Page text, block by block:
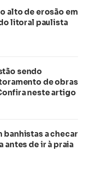
alto de erosão em
litoral paulista
sendo
de obras
neste artigo
a checar
antes de ir à praia